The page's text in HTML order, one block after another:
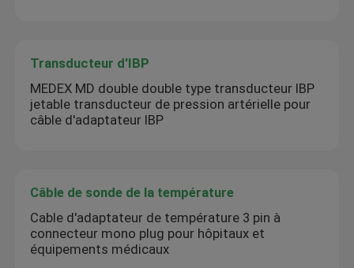
Transducteur d'IBP
MEDEX MD double double type transducteur IBP
jetable transducteur de pression artérielle pour
câble d'adaptateur IBP
Câble de sonde de la température
Cable d'adaptateur de température 3 pin à
connecteur mono plug pour hôpitaux et
équipements médicaux